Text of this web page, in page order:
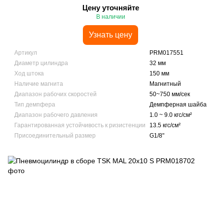
Цену уточняйте
В наличии
Узнать цену
Артикул
PRM017551
Диаметр цилиндра
32 мм
Ход штока
150 мм
Наличие магнита
Магнитный
Диапазон рабочих скоростей
50~750 мм/сек
Тип демпфера
Демпферная шайба
Диапазон рабочего давления
1.0 ~ 9.0 кгс/см²
Гарантированная устойчивость к ризистенции
13.5 кгс/см²
Присоединительный размер
G1/8"